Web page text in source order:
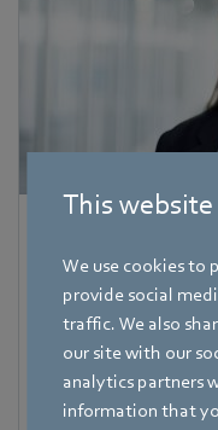
This
We use cookies to
provide social
traffic. We also
our site with our
analytics partners
information that
Referentin Fachpresse
Adresse
Amtstraße 85,
Deutschland